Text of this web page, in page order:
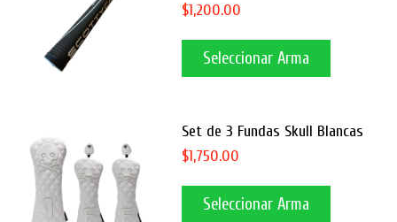
$1,200.00
Seleccionar Arma
Set de 3 Fundas Skull Blancas
$1,750.00
Seleccionar Arma